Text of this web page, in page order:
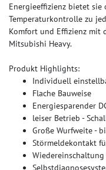
Energieeffizienz bietet
Temperaturkontrolle zu
Komfort und Effizienz mit
Mitsubishi Heavy.
Produkt Highlights:
Individuell
Flache Bauweise
Energiesparender
leiser Betrieb -
Große Wurfweite -
Störmeldekontakt